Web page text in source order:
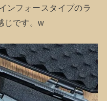
ンフォースタイプのラ
じです。w